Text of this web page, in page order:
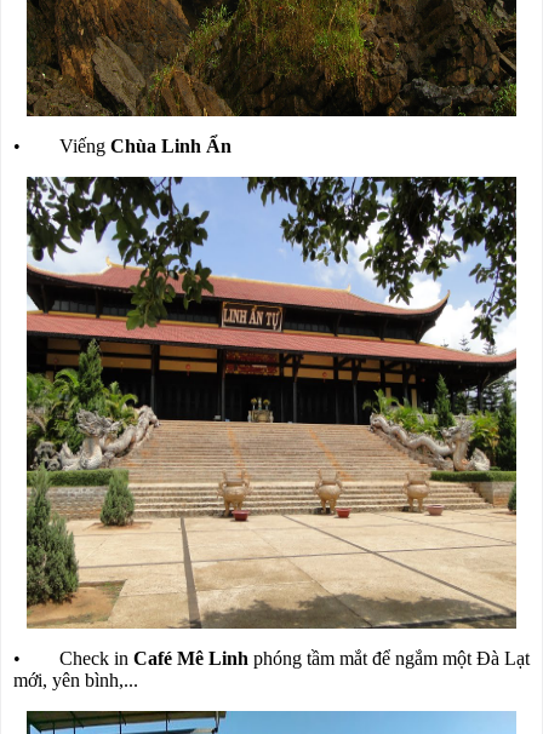
• Viếng Chùa Linh Ẩn
• Check in Café Mê Linh phóng tầm mắt để ngắm một Đà Lạt
mới, yên bình,...